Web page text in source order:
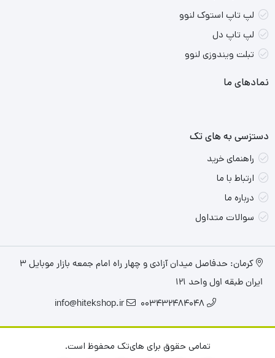
لپ تاپ استوک لنوو
لپ تاپ دل
تبلت ویندوزی لنوو
نمادهای ما
دستزسی به های تک
راهنمای خرید
ارتباط با ما
درباره ما
سوالات متداول
کرمان: حدفاصل میدان آزادی و چهار راه امام جمعه بازار موبایل ۳
ایران طبقه اول واحد ۱۲۱
003432484048
info@hitekshop.ir
تمامی حقوق برای های‌تک محفوظ است.